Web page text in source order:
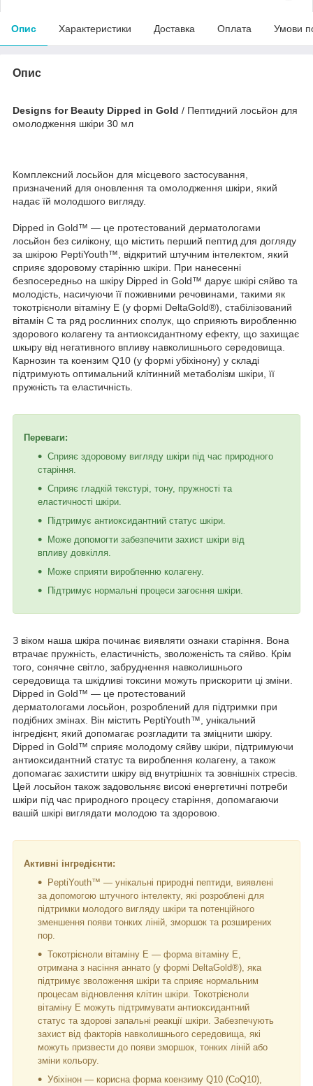
Опис Характеристики Доставка Оплата Умови
Опис
Designs for Beauty Dipped in Gold / Пептидний лосьйон для
омолодження шкіри 30 мл
Комплексний лосьйон для місцевого застосування,
призначений для оновлення та омолодження шкіри, який
надає їй молодшого вигляду.
Dipped in Gold™ — це протестований дерматологами
лосьйон без силікону, що містить перший пептид для догляду
за шкірою PeptiYouth™, відкритий штучним інтелектом, який
сприяє здоровому старінню шкіри. При нанесенні
безпосередньо на шкіру Dipped in Gold™ дарує шкірі сяйво та
молодість, насичуючи її поживними речовинами, такими як
токотрієноли вітаміну E (у формі DeltaGold®), стабілізований
вітамін C та ряд рослинних сполук, що сприяють виробленню
здорового колагену та антиоксидантному ефекту, що захищає
шкыру від негативного впливу навколишнього середовища.
Карнозин та коензим Q10 (у формі убіхінону) у складі
підтримують оптимальний клітинний метаболізм шкіри, її
пружність та еластичність.
Переваги:
Сприяє здоровому вигляду шкіри під час природного
старіння.
Сприяє гладкій текстурі, тону, пружності та
еластичності шкіри.
Підтримує антиоксидантний статус шкіри.
Може допомогти забезпечити захист шкіри від
впливу довкілля.
Може сприяти виробленню колагену.
Підтримує нормальні процеси загоєння шкіри.
З віком наша шкіра починає виявляти ознаки старіння. Вона
втрачає пружність, еластичність, зволоженість та сяйво. Крім
того, сонячне світло, забруднення навколишнього
середовища та шкідливі токсини можуть прискорити ці зміни.
Dipped in Gold™ — це протестований
дерматологами лосьйон, розроблений для підтримки при
подібних змінах. Він містить PeptiYouth™, унікальний
інгредієнт, який допомагає розгладити та зміцнити шкіру.
Dipped in Gold™ сприяє молодому сяйву шкіри, підтримуючи
антиоксидантний статус та вироблення колагену, а також
допомагає захистити шкіру від внутрішніх та зовнішніх стресів.
Цей лосьйон також задовольняє високі енергетичні потреби
шкіри під час природного процесу старіння, допомагаючи
вашій шкірі виглядати молодою та здоровою.
Активні інгредієнти:
PeptiYouth™ — унікальні природні пептиди, виявлені
за допомогою штучного інтелекту, які розроблені для
підтримки молодого вигляду шкіри та потенційного
зменшення появи тонких ліній, зморшок та розширених
пор.
Токотрієноли вітаміну Е — форма вітаміну Е,
отримана з насіння аннато (у формі DeltaGold®), яка
підтримує зволоження шкіри та сприяє нормальним
процесам відновлення клітин шкіри. Токотрієноли
вітаміну Е можуть підтримувати антиоксидантний
статус та здорові запальні реакції шкіри. Забезпечують
захист від факторів навколишнього середовища, які
можуть призвести до появи зморшок, тонких ліній або
зміни кольору.
Убіхінон — корисна форма коензиму Q10 (CoQ10),